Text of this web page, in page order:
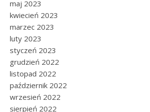
maj 2023
kwiecień 2023
marzec 2023
luty 2023
styczeń 2023
grudzień 2022
listopad 2022
październik 2022
wrzesień 2022
sierpień 2022